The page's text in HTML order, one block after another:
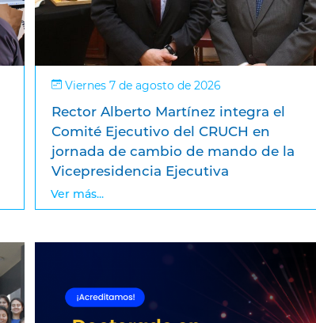
Viernes 7 de agosto de 2026
Rector Alberto Martínez integra el
Comité Ejecutivo del CRUCH en
jornada de cambio de mando de la
Vicepresidencia Ejecutiva
Ver más...